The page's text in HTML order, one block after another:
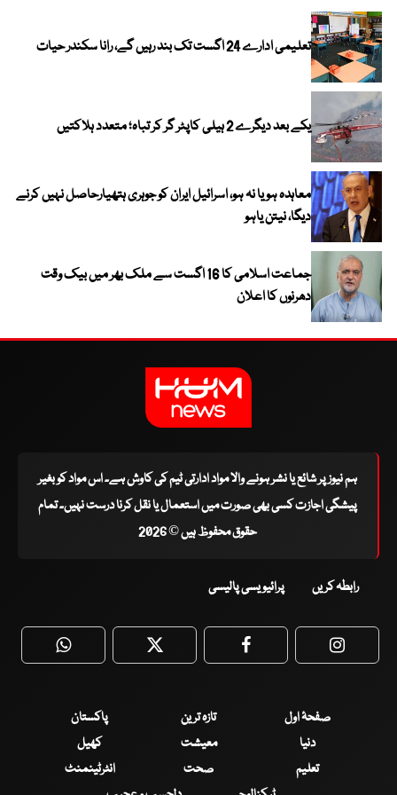
تعلیمی ادارے 24 اگست تک بند رہیں گے، رانا سکندر حیات
یکے بعد دیگرے 2 ہیلی کاپٹر گر کر تباہ؛ متعدد ہلاکتیں
معاہدہ ہو یا نہ ہو، اسرائیل ایران کو جوہری ہتھیارحاصل نہیں کرنے
دیگا، نیتن یاہو
جماعت اسلامی کا 16 اگست سے ملک بھر میں بیک وقت
دھرنوں کا اعلان
ہم نیوز پر شائع یا نشر ہونے والا مواد ادارتی ٹیم کی کاوش ہے۔ اس مواد کو بغیر
پیشگی اجازت کسی بھی صورت میں استعمال یا نقل کرنا درست نہیں۔ تمام
حقوق محفوظ ہیں © 2026
رابطہ کریں پرائیویسی پالیسی
WhatsApp Twitter Facebook
صفحۂ اول تازہ ترین
پاکستان
دنیا
معیشت
کھیل
تعلیم
صحت
انٹرٹینمنٹ